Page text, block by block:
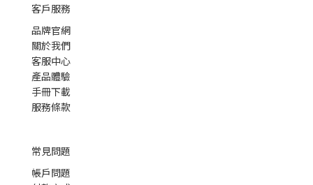
客戶服務
品牌官網
關於我們
客服中心
產品體驗
手冊下載
服務條款
常見問題
帳戶問題